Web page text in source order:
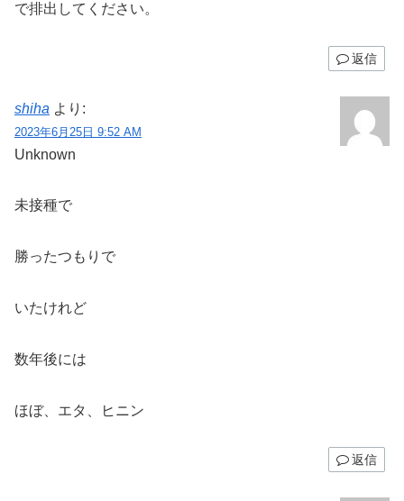
で排出してください。
返信
shiha より:
2023年6月25日 9:52 AM
Unknown
未接種で
勝ったつもりで
いたけれど
数年後には
ほぼ、エタ、ヒニン
返信